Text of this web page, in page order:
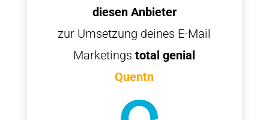
diesen Anbieter
zur Umsetzung deines E-Mail
Marketingstotal genial
Quentn